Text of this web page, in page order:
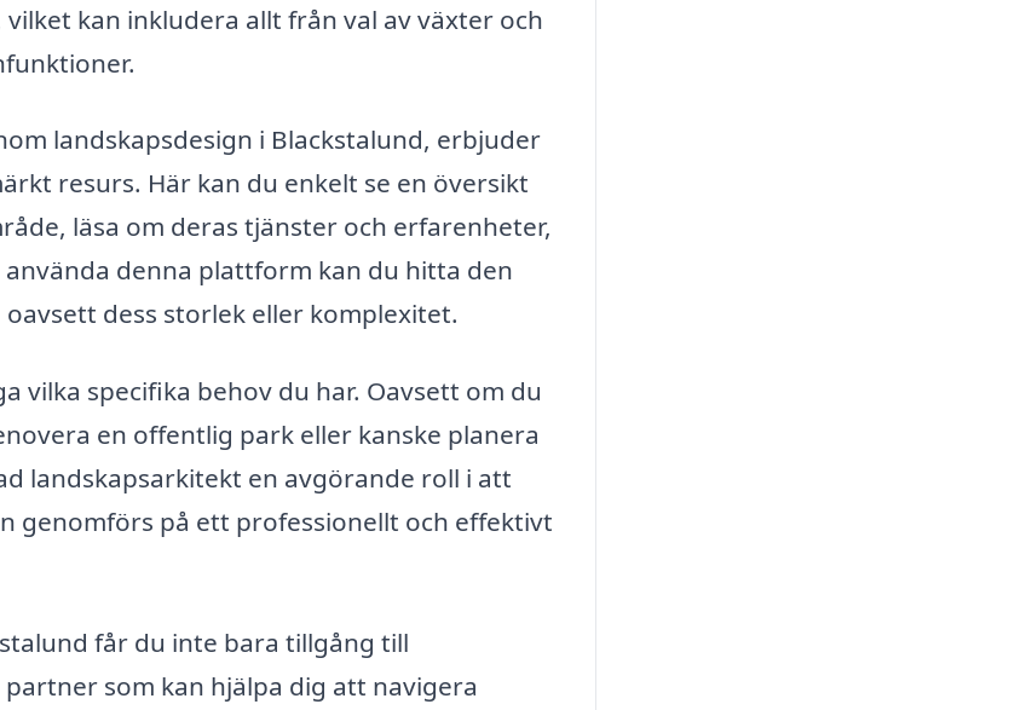
kan inkludera allt från val av växter och
landskapsdesign i Blackstalund, erbjuder
resurs. Här kan du enkelt se en översikt
läsa om deras tjänster och erfarenheter,
denna plattform kan du hitta den
dess storlek eller komplexitet.
vilka specifika behov du har. Oavsett om du
en offentlig park eller kanske planera
landskapsarkitekt en avgörande roll i att
genomförs på ett professionellt och effektivt
får du inte bara tillgång till
som kan hjälpa dig att navigera